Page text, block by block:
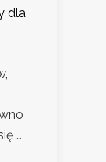
dla
…